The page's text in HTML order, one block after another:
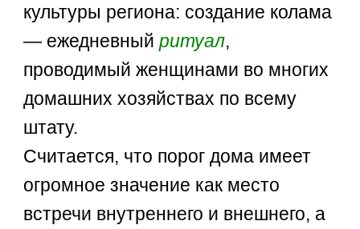
культуры региона: создание колама
— ежедневныйритуал,
проводимый женщинами во многих
домашних хозяйствах по всему
штату.
Считается, что порог дома имеет
огромное значение как место
встречи внутреннего и внешнего, а